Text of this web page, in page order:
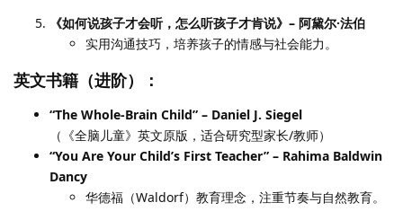
《如何说孩子才会听，怎么听孩子才肯说》– 阿黛尔·法伯
实用沟通技巧，培养孩子的情感与社会能力。
英文书籍（进阶）：
“The Whole-Brain Child” – Daniel J. Siegel
（《全脑儿童》英文原版，适合研究型家长/教师）
“You Are Your Child’s First Teacher” – Rahima Baldwin
Dancy
华德福（Waldorf）教育理念，注重节奏与自然教育。